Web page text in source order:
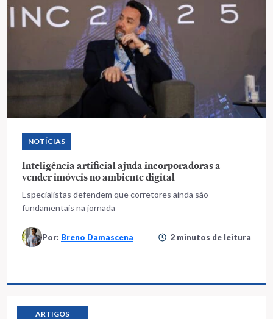
NOTÍCIAS
Inteligência artificial ajuda incorporadoras a
vender imóveis no ambiente digital
Especialistas defendem que corretores ainda são
fundamentais na jornada
Por: Breno Damascena 2 minutos de leitura
ARTIGOS